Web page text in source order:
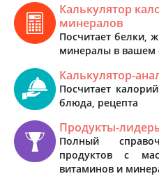
Калькулятор
минералов
Посчитает белки,
минералы в вашем
Калькулятор-
Посчитает
блюда, рецепта
Продукты-
Полный
продуктов с
витаминов и